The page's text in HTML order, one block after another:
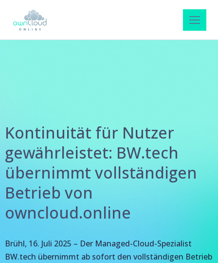
Kontinuität für Nutzer
gewährleistet: BW.tech
übernimmt vollständigen
Betrieb von
owncloud.online
Brühl, 16. Juli 2025 – Der Managed-Cloud-Spezialist
BW.tech übernimmt ab sofort den vollständigen Betrieb